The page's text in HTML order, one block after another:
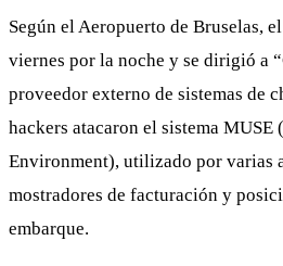
Según el Aeropuerto de Bruselas,
viernes por la noche y se dirigió a
proveedor externo de sistemas de
hackers atacaron el sistema
Environment), utilizado por varias
mostradores de facturación y
embarque.